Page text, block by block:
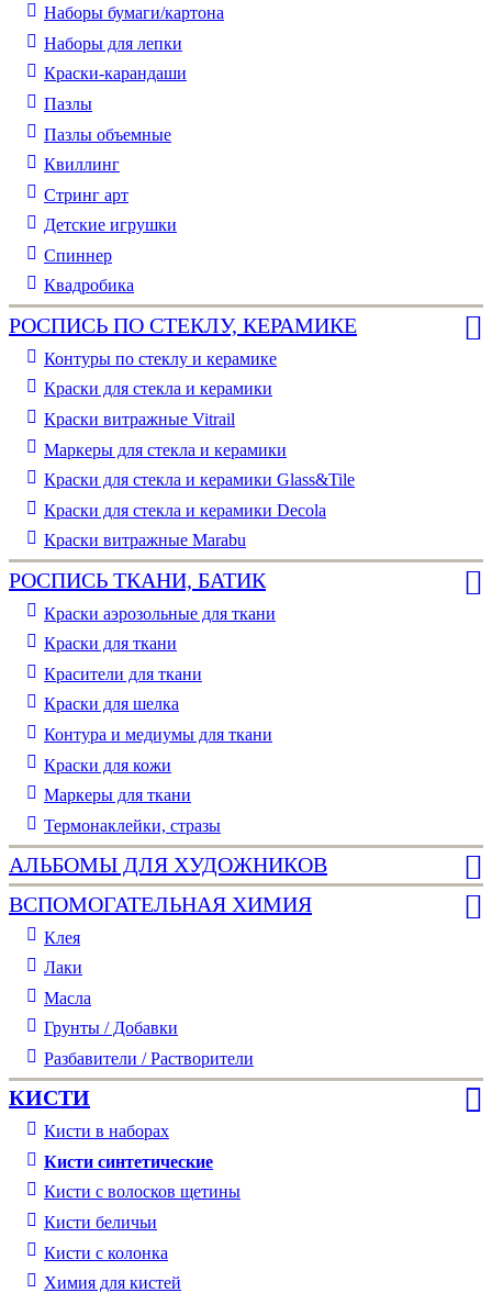
Наборы бумаги/картона
Наборы для лепки
Краски-карандаши
Пазлы
Пазлы объемные
Квиллинг
Стринг арт
Детские игрушки
Спиннер
Квадробика
РОСПИСЬ ПО СТЕКЛУ, КЕРАМИКЕ
Контуры по стеклу и керамике
Краски для стекла и керамики
Краски витражные Vitrail
Маркеры для стекла и керамики
Краски для стекла и керамики Glass&Tile
Краски для стекла и керамики Decola
Краски витражные Marabu
РОСПИСЬ ТКАНИ, БАТИК
Краски аэрозольные для ткани
Краски для ткани
Красители для ткани
Краски для шелка
Контура и медиумы для ткани
Краски для кожи
Маркеры для ткани
Термонаклейки, стразы
АЛЬБОМЫ ДЛЯ ХУДОЖНИКОВ
ВСПОМОГАТЕЛЬНАЯ ХИМИЯ
Клея
Лаки
Масла
Грунты / Добавки
Разбавители / Растворители
КИСТИ
Кисти в наборах
Кисти синтетические
Кисти с волосков щетины
Кисти беличьи
Кисти с колонка
Химия для кистей